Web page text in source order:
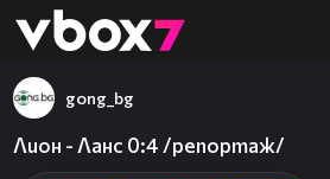
👾
gong_bg
Лион - Ланс 0:4 /репортаж/